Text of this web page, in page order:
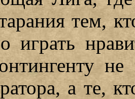
тем,
играть
а те,